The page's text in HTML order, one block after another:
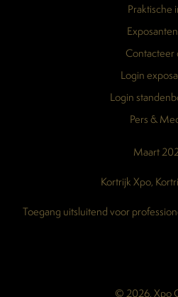
Praktische
Contacteer
Login
Login
Pers &
Maart
Kortrijk Xpo,
Toegang uitsluitend voor
© 2026, Xpo